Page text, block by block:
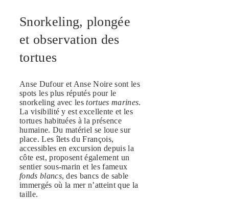
Snorkeling, plongée
et observation des
tortues
Anse Dufour et Anse Noire sont les
spots les plus réputés pour le
snorkeling avec lestortues marines.
La visibilité y est excellente et les
tortues habituées à la présence
humaine. Du matériel se loue sur
place. Les îlets du François,
accessibles en excursion depuis la
côte est, proposent également un
sentier sous-marin et les fameux
fonds blancs, des bancs de sable
immergés où la mer n’atteint que la
taille.